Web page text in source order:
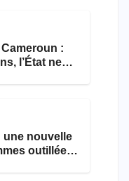
:
l’État ne
une nouvelle
outillées